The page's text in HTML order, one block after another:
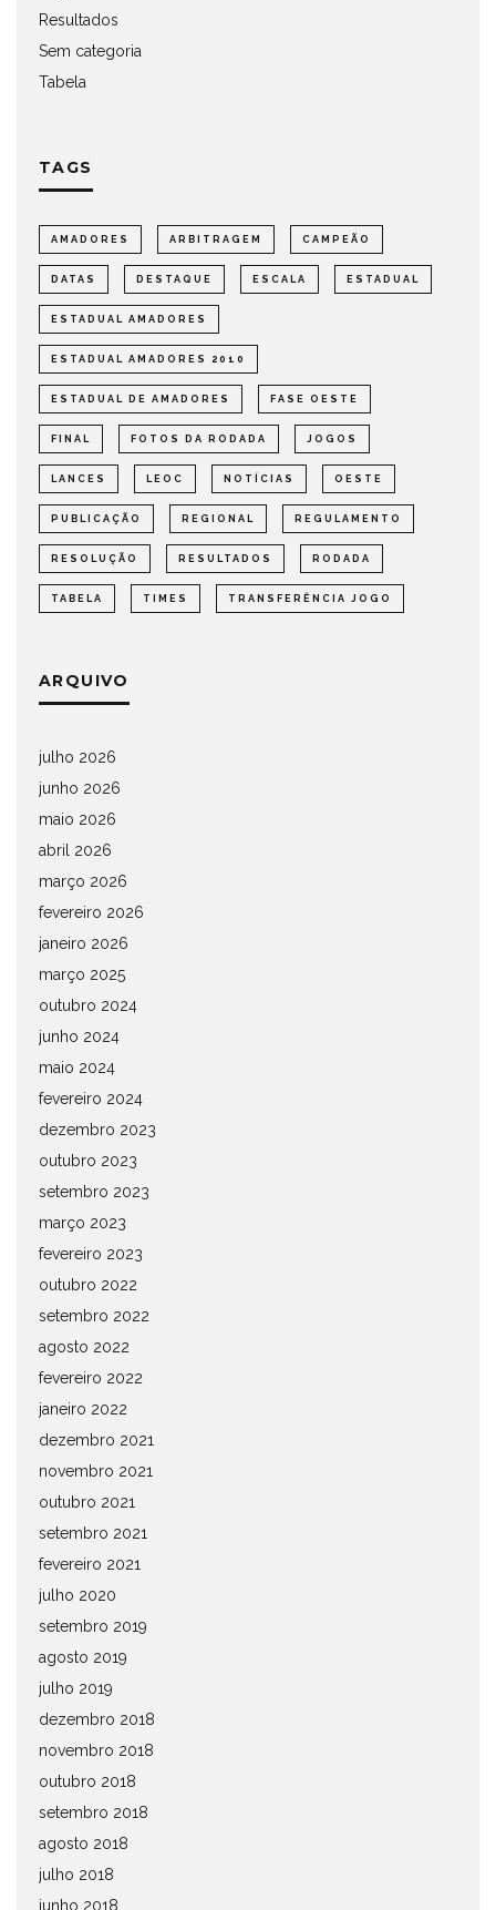
Resultados
Sem categoria
Tabela
TAGS
AMADORES ARBITRAGEM CAMPEÃO
DATAS DESTAQUE ESCALA ESTADUAL
ESTADUAL AMADORES
ESTADUAL AMADORES 2010
ESTADUAL DE AMADORES FASE OESTE
FINAL FOTOS DA RODADA JOGOS
LANCES LEOC NOTÍCIAS OESTE
PUBLICAÇÃO REGIONAL REGULAMENTO
RESOLUÇÃO RESULTADOS RODADA
TABELA TIMES TRANSFERÊNCIA JOGO
ARQUIVO
julho 2026
junho 2026
maio 2026
abril 2026
março 2026
fevereiro 2026
janeiro 2026
março 2025
outubro 2024
junho 2024
maio 2024
fevereiro 2024
dezembro 2023
outubro 2023
setembro 2023
março 2023
fevereiro 2023
outubro 2022
setembro 2022
agosto 2022
fevereiro 2022
janeiro 2022
dezembro 2021
novembro 2021
outubro 2021
setembro 2021
fevereiro 2021
julho 2020
setembro 2019
agosto 2019
julho 2019
dezembro 2018
novembro 2018
outubro 2018
setembro 2018
agosto 2018
julho 2018
junho 2018